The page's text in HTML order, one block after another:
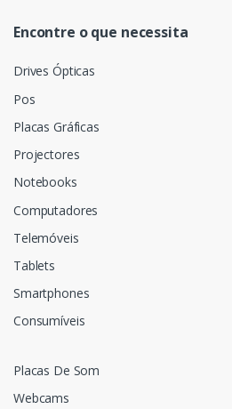
Encontre o que necessita
Drives Ópticas
Pos
Placas Gráficas
Projectores
Notebooks
Computadores
Telemóveis
Tablets
Smartphones
Consumíveis
Placas De Som
Webcams